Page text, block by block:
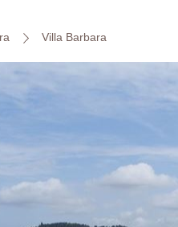
Villa Barbara